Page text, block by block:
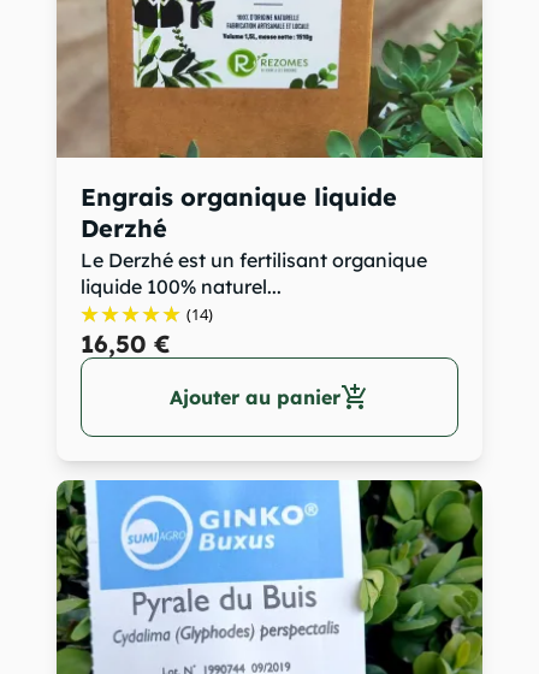
Engrais organique liquide
Derzhé
Le Derzhé est un fertilisant organique
liquide 100% naturel...
(14)
16,50 €
Ajouter au panieradd_shopping_cart